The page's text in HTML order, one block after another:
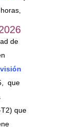
de
que
que